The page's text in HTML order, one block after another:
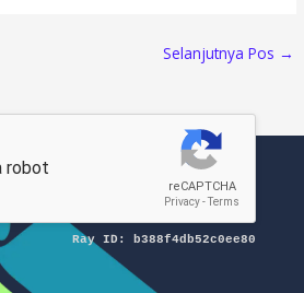
Selanjutnya Pos →